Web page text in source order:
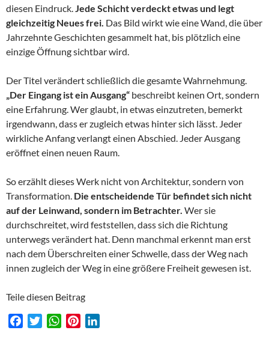
diesen Eindruck. Jede Schicht verdeckt etwas und legt
gleichzeitig Neues frei. Das Bild wirkt wie eine Wand, die über
Jahrzehnte Geschichten gesammelt hat, bis plötzlich eine
einzige Öffnung sichtbar wird.
Der Titel verändert schließlich die gesamte Wahrnehmung.
„Der Eingang ist ein Ausgang“ beschreibt keinen Ort, sondern
eine Erfahrung. Wer glaubt, in etwas einzutreten, bemerkt
irgendwann, dass er zugleich etwas hinter sich lässt. Jeder
wirkliche Anfang verlangt einen Abschied. Jeder Ausgang
eröffnet einen neuen Raum.
So erzählt dieses Werk nicht von Architektur, sondern von
Transformation. Die entscheidende Tür befindet sich nicht
auf der Leinwand, sondern im Betrachter. Wer sie
durchschreitet, wird feststellen, dass sich die Richtung
unterwegs verändert hat. Denn manchmal erkennt man erst
nach dem Überschreiten einer Schwelle, dass der Weg nach
innen zugleich der Weg in eine größere Freiheit gewesen ist.
Teile diesen Beitrag
W